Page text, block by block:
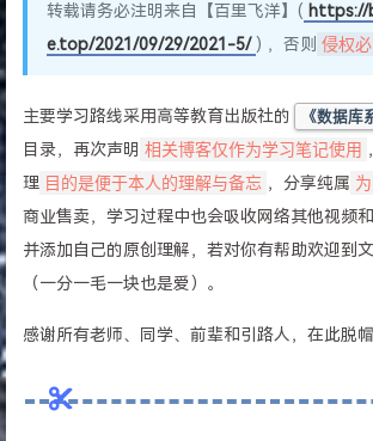
转载请务必注明来自【百里飞洋】( https://
e.top/2021/09/29/2021-5/ ) ，否则 侵权
主要学习路线采用高等教育出版社的 《数据库
目录，再次声明 相关博客仅作为学习笔记使用
理 目的是便于本人的理解与备忘 ，分享纯属
商业售卖，学习过程中也会吸收网络其他视频
并添加自己的原创理解，若对你有帮助欢迎到
（一分一毛一块也是爱）。
感谢所有老师、同学、前辈和引路人，在此脱